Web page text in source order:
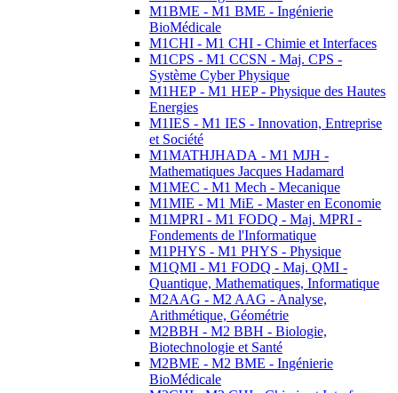
M1BME - M1 BME - Ingénierie
BioMédicale
M1CHI - M1 CHI - Chimie et Interfaces
M1CPS - M1 CCSN - Maj. CPS -
Système Cyber Physique
M1HEP - M1 HEP - Physique des Hautes
Energies
M1IES - M1 IES - Innovation, Entreprise
et Société
M1MATHJHADA - M1 MJH -
Mathematiques Jacques Hadamard
M1MEC - M1 Mech - Mecanique
M1MIE - M1 MiE - Master en Economie
M1MPRI - M1 FODQ - Maj. MPRI -
Fondements de l'Informatique
M1PHYS - M1 PHYS - Physique
M1QMI - M1 FODQ - Maj. QMI -
Quantique, Mathematiques, Informatique
M2AAG - M2 AAG - Analyse,
Arithmétique, Géométrie
M2BBH - M2 BBH - Biologie,
Biotechnologie et Santé
M2BME - M2 BME - Ingénierie
BioMédicale